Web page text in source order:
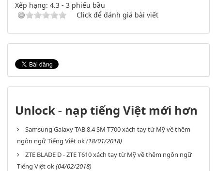
Xếp hạng: 4.3 - 3 phiếu bầu
Click để đánh giá bài viết
Unlock - nạp tiếng Việt mới hơn
Samsung Galaxy TAB 8.4 SM-T700 xách tay từ Mỹ về thêm
ngôn ngữ Tiếng Việt ok(18/01/2018)
ZTE BLADE D - ZTE T610 xách tay từ Mỹ về thêm ngôn ngữ
Tiếng Việt ok(04/02/2018)